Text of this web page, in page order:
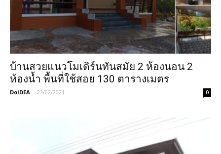
บ้านสวยแนวโมเดิร์นทันสมัย 2 ห้องนอน 2
ห้องน้ำ พื้นที่ใช้สอย 130 ตารางเมตร
DoIDEA - 23/02/2021 0